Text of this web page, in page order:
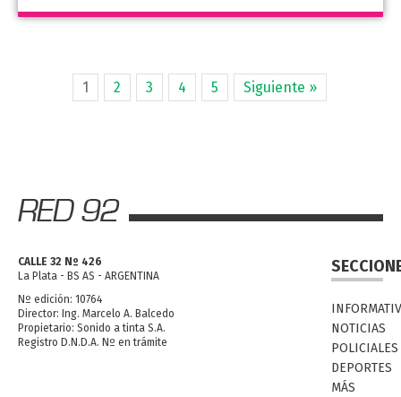
1 2 3 4 5 Siguiente »
CALLE 32 Nº 426
La Plata - BS AS - ARGENTINA
Nº edición: 10764
Director: Ing. Marcelo A. Balcedo
Propietario: Sonido a tinta S.A.
Registro D.N.D.A. Nº en trámite
NOTICIAS
POLICIALES
DEPORTES
MÁS